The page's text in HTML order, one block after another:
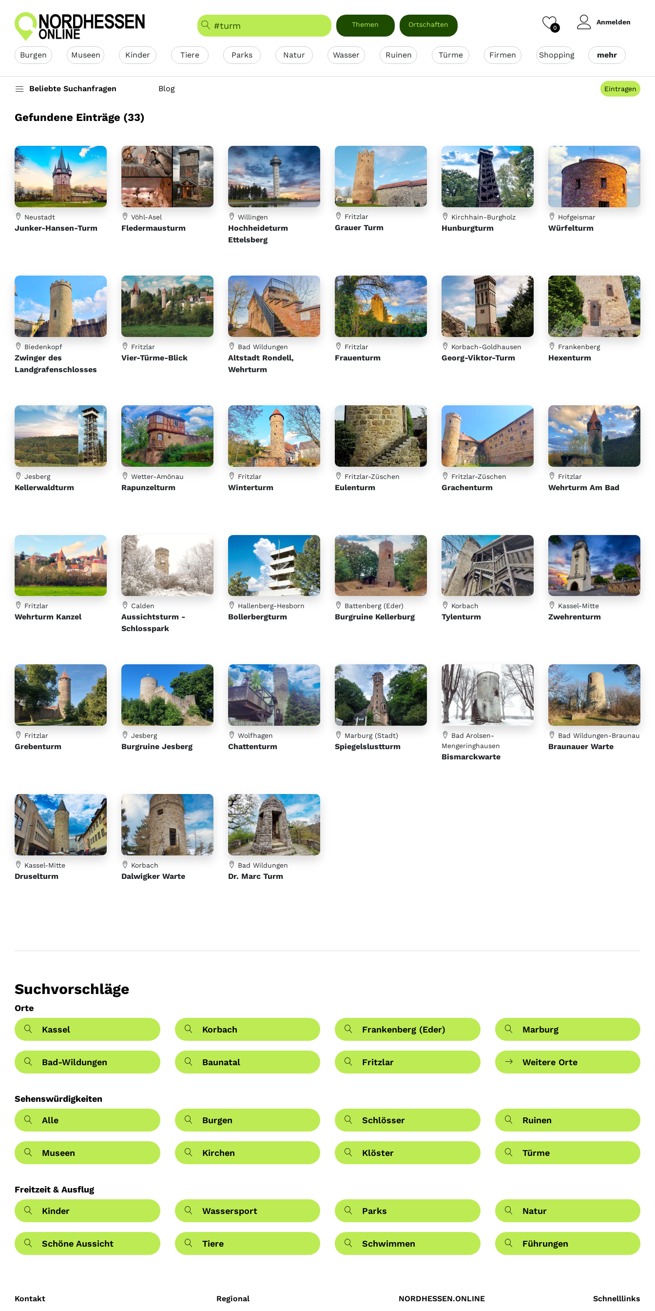
Themen Ortschaften 0
Anmelden
Burgen Museen Kinder Tiere Parks Natur Wasser Ruinen Türme Firmen Shopping mehr
Beliebte Suchanfragen Blog Eintragen
Gefundene Einträge (33)
Neustadt
Junker-Hansen-Turm
Vöhl-Asel
Fledermausturm
Willingen
Hochheideturm
Ettelsberg
Fritzlar
Grauer Turm
Kirchhain-Burgholz
Hunburgturm
Hofgeismar
Würfelturm
Biedenkopf
Zwinger des
Landgrafenschlosses
Fritzlar
Vier-Türme-Blick
Bad Wildungen
Altstadt Rondell,
Wehrturm
Fritzlar
Frauenturm
Korbach-Goldhausen
Georg-Viktor-Turm
Frankenberg
Hexenturm
Jesberg
Kellerwaldturm
Wetter-Amönau
Rapunzelturm
Fritzlar
Winterturm
Fritzlar-Züschen
Eulenturm
Fritzlar-Züschen
Grachenturm
Fritzlar
Wehrturm Am Bad
Fritzlar
Wehrturm Kanzel
Calden
Aussichtsturm -
Schlosspark
Hallenberg-Hesborn
Bollerbergturm
Battenberg (Eder)
Burgruine Kellerburg
Korbach
Tylenturm
Kassel-Mitte
Zwehrenturm
Fritzlar
Grebenturm
Jesberg
Burgruine Jesberg
Wolfhagen
Chattenturm
Marburg (Stadt)
Spiegelslustturm
Bad Arolsen-
Mengeringhausen
Bismarckwarte
Bad Wildungen-Braunau
Braunauer Warte
Kassel-Mitte
Druselturm
Korbach
Dalwigker Warte
Bad Wildungen
Dr. Marc Turm
Suchvorschläge
Orte
Kassel Korbach Frankenberg (Eder) Marburg
Bad-Wildungen Baunatal Fritzlar Weitere Orte
Sehenswürdigkeiten
Alle Burgen Schlösser Ruinen
Museen Kirchen Klöster Türme
Freitzeit & Ausflug
Kinder Wassersport Parks Natur
Schöne Aussicht Tiere Schwimmen Führungen
Kontakt Regional NORDHESSEN.ONLINE Schnelllinks